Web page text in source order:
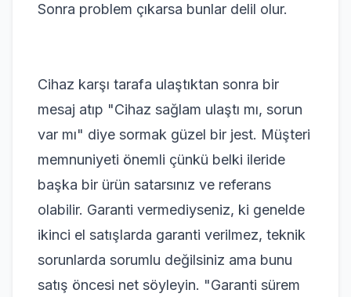
Sonra problem çıkarsa bunlar delil olur.
Cihaz karşı tarafa ulaştıktan sonra bir
mesaj atıp "Cihaz sağlam ulaştı mı, sorun
var mı" diye sormak güzel bir jest. Müşteri
memnuniyeti önemli çünkü belki ileride
başka bir ürün satarsınız ve referans
olabilir. Garanti vermediyseniz, ki genelde
ikinci el satışlarda garanti verilmez, teknik
sorunlarda sorumlu değilsiniz ama bunu
satış öncesi net söyleyin. "Garanti sürem